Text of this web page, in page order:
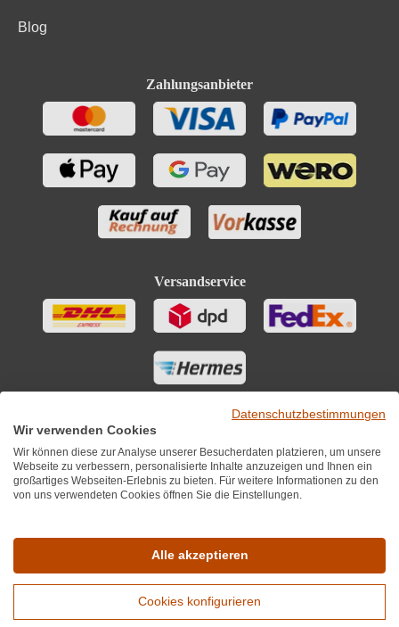
Blog
Zahlungsanbieter
Versandservice
Datenschutzbestimmungen
Wir verwenden Cookies
Wir können diese zur Analyse unserer Besucherdaten platzieren, um unsere
Webseite zu verbessern, personalisierte Inhalte anzuzeigen und Ihnen ein
großartiges Webseiten-Erlebnis zu bieten. Für weitere Informationen zu den
von uns verwendeten Cookies öffnen Sie die Einstellungen.
Alle akzeptieren
Cookies konfigurieren